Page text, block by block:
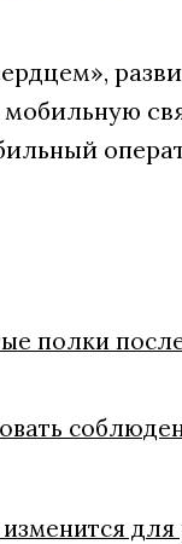
полки